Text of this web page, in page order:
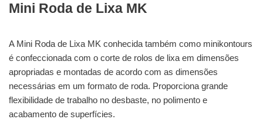
Mini Roda de Lixa MK
A Mini Roda de Lixa MK conhecida também como minikontours
é confeccionada com o corte de rolos de lixa em dimensões
apropriadas e montadas de acordo com as dimensões
necessárias em um formato de roda. Proporciona grande
flexibilidade de trabalho no desbaste, no polimento e
acabamento de superfícies.